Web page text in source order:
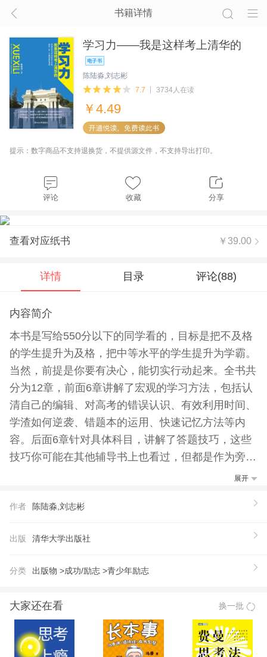
书籍详情
学习力——我是这样考上清华的
陈陆淼,刘志彬
7.7
3734人在读
￥ 4.49
提示：数字商品不支持退换货，不提供源文件，不支持导出打印。
评论 收藏 分享
查看对应纸书 ￥39.00
详情 目录 评论(88)
内容简介
本书是写给550分以下的同学看的，目标是把不及格
的学生提升为及格，把中等水平的学生提升为学霸。
当然，前提是你要有决心，能切实行动起来。全书共
分为12章，前面6章讲解了宏观的学习方法，包括认
清自己的编辑、对高考的错误认识、有效利用时间、
学渣如何逆袭、错题本的运用、快速记忆方法等内
容。后面6章针对具体科目，讲解了答题技巧，这些
技巧你可能在其他辅导书上也看过，但都是作为旁门
左道来讲，而本书旨在提高考试成绩，同时训练思维
中学生学习力的训练手册，不只是有望考上清华的学
阅读，用其中的方法提升自己的学习技能。
定位边界：重视个人能力和学习目标的自我定位实用
晰：由浅深用实际题型说明方法和思路
【作者】
陈陆淼（杉水），现为清华大学机械工程专业博士
展开
作者 陈陆淼,刘志彬
出版 清华大学出版社
分类 出版物 >成功/励志 >青少年励志
大家还在看 换一批